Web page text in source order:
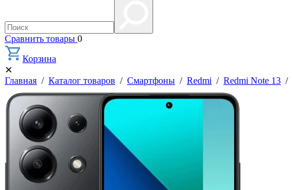
Сравнить товары 0
Корзина
✕
Главная / Каталог товаров / Смартфоны / Redmi / Redmi Note 13 /